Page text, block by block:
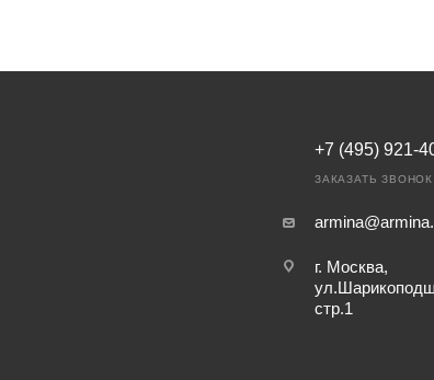
+7 (495) 921-
ЗАКАЗАТЬ ЗВОНОК
г. Москва,
стр.1